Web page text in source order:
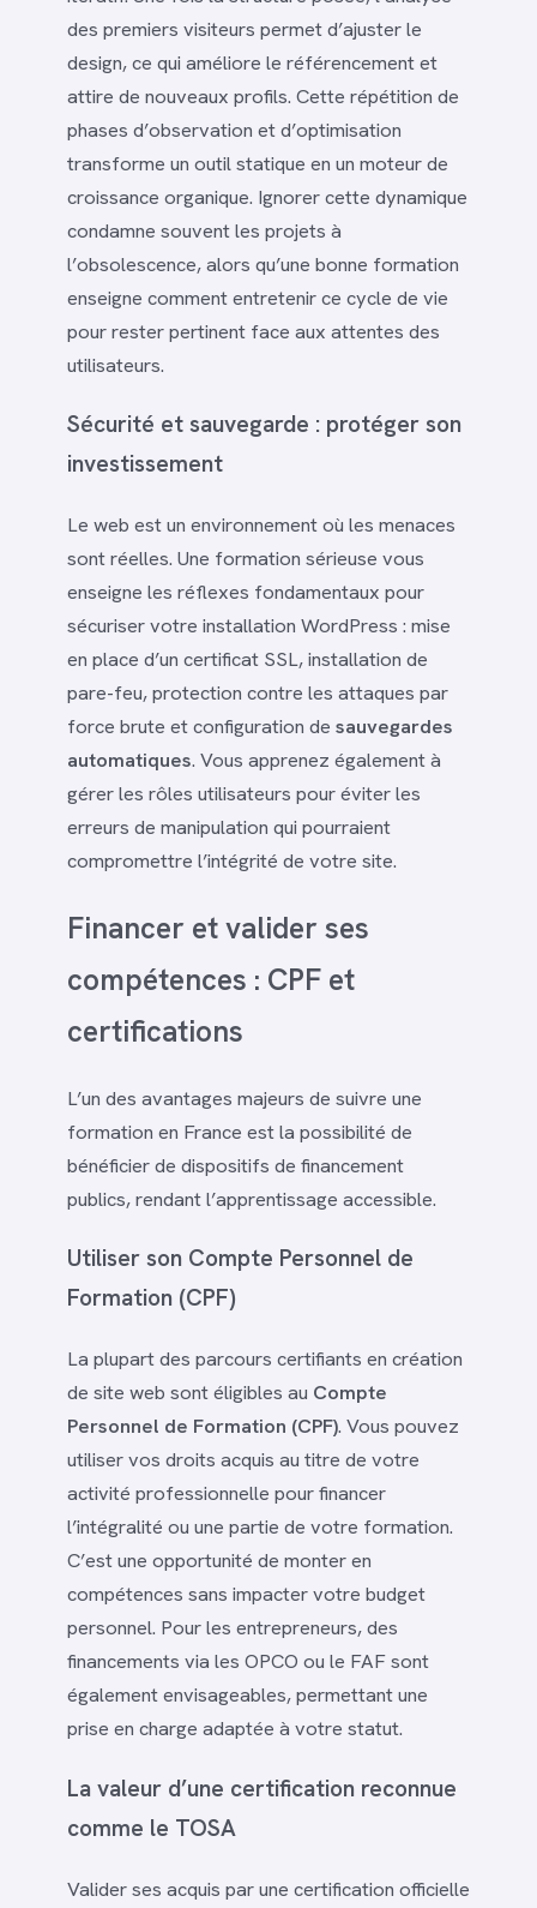
des premiers visiteurs permet d’ajuster le
design, ce qui améliore le référencement et
attire de nouveaux profils. Cette répétition de
phases d’observation et d’optimisation
transforme un outil statique en un moteur de
croissance organique. Ignorer cette dynamique
condamne souvent les projets à
l’obsolescence, alors qu’une bonne formation
enseigne comment entretenir ce cycle de vie
pour rester pertinent face aux attentes des
utilisateurs.
Sécurité et sauvegarde : protéger son
investissement
Le web est un environnement où les menaces
sont réelles. Une formation sérieuse vous
enseigne les réflexes fondamentaux pour
sécuriser votre installation WordPress : mise
en place d’un certificat SSL, installation de
pare-feu, protection contre les attaques par
force brute et configuration de sauvegardes
automatiques. Vous apprenez également à
gérer les rôles utilisateurs pour éviter les
erreurs de manipulation qui pourraient
compromettre l’intégrité de votre site.
Financer et valider ses
compétences : CPF et
certifications
L’un des avantages majeurs de suivre une
formation en France est la possibilité de
bénéficier de dispositifs de financement
publics, rendant l’apprentissage accessible.
Utiliser son Compte Personnel de
Formation (CPF)
La plupart des parcours certifiants en création
de site web sont éligibles au Compte
Personnel de Formation (CPF). Vous pouvez
utiliser vos droits acquis au titre de votre
activité professionnelle pour financer
l’intégralité ou une partie de votre formation.
C’est une opportunité de monter en
compétences sans impacter votre budget
personnel. Pour les entrepreneurs, des
financements via les OPCO ou le FAF sont
également envisageables, permettant une
prise en charge adaptée à votre statut.
La valeur d’une certification reconnue
comme le TOSA
Valider ses acquis par une certification officielle